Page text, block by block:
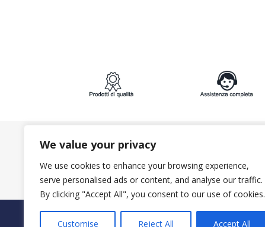
We value your privacy
We use cookies to enhance your browsing experience,
serve personalised ads or content, and analyse our traffic.
By clicking "Accept All", you consent to our use of cookies.
Customise Reject All Accept All
ISCRIVITI ALLA NEWSLETTER:
PAGAMENTI SICURI CON